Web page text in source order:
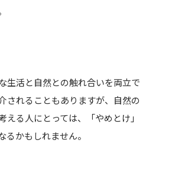
生活と自然との触れ合いを両立で
されることもありますが、自然の
える人にとっては、「やめとけ」
るかもしれません。